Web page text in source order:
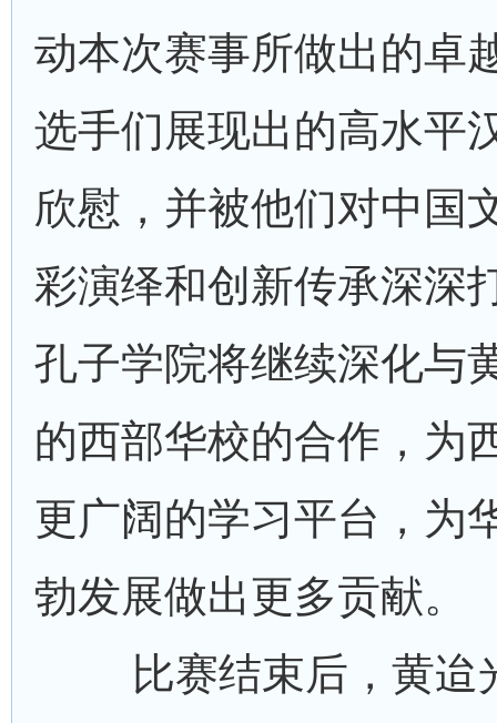
动本次赛事所做出的卓
选手们展现出的高水平
欣慰，并被他们对中国
彩演绎和创新传承深深
孔子学院将继续深化与
的西部华校的合作，为
更广阔的学习平台，为
勃发展做出更多贡献。
比赛结束后，黄迨